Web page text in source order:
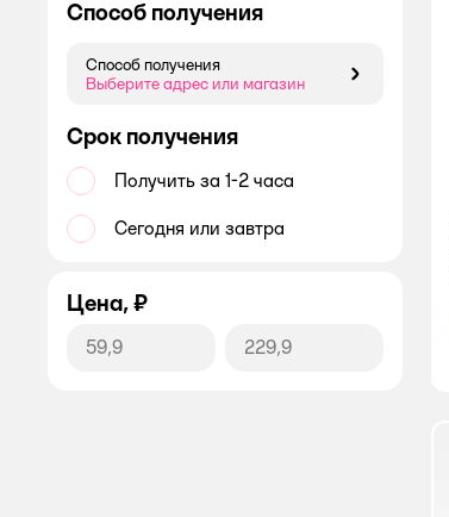
Способ получения
Способ получения
Выберите адрес или магазин
Способ получения
Срок получения
Получить за 1-2 часа
Сегодня или завтра
Цена, ₽